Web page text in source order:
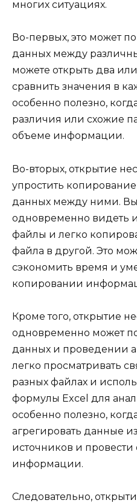
многих ситуациях.
Во-первых, это может
данных между
можете открыть два
сравнить значения в
особенно полезно,
различия или схожие
объеме информации.
Во-вторых, открытие
упростить
данных между ними.
одновременно видеть
файлы и легко
файла в другой. Это
сэкономить время и
копировании
Кроме того, открытие
одновременно может
данных и проведении
легко просматривать
разных файлах и
формулы Excel для
особенно полезно,
агрегировать данные
источников и
информации.
Следовательно,